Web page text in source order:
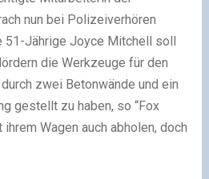
nun bei Polizeiverhören
51-Jährige Joyce Mitchell soll
die Werkzeuge für den
zwei Betonwände und ein
gestellt zu haben, so “Fox
Wagen auch abholen, doch